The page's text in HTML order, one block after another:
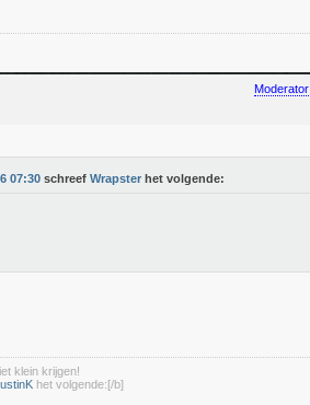
Moderator
07:30 schreef Wrapster het volgende:
klein krijgen!
het volgende:[/b]